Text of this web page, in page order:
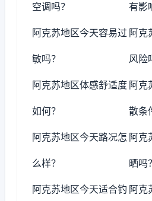
空调吗？ 有影
阿克苏地区今天容易过
敏吗？
阿克
风险
阿克苏地区体感舒适度
如何？
阿克
散条
阿克苏地区今天路况怎
么样？
阿克
晒吗？
阿克苏地区今天适合钓 阿克